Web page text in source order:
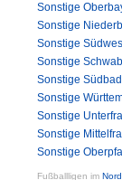
Sonstige
Sonstige
Sonstige
Sonstige
Sonstige
Sonstige
Sonstige
Sonstige
Sonstige
Fußballligen im